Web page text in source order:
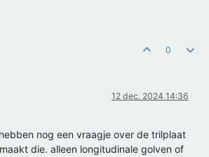
0
12 dec. 2024 14:36
nog een vraagje over de trilplaat
die. alleen longitudinale golven of